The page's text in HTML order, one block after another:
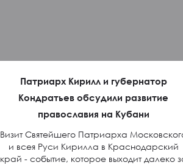
Патриарх Кирилл и губернатор
Кондратьев обсудили развитие
православия на Кубани
Визит Святейшего Патриарха
и всея Руси Кирилла в Краснодарский
край - событие, которое выходит далеко